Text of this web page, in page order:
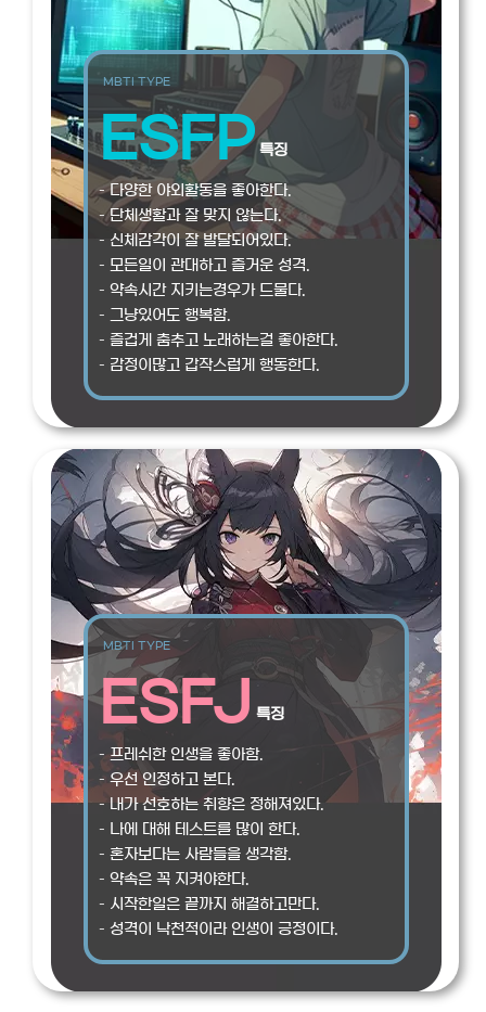
MBTI TYPE
ESFP특징
– 다양한 야외활동을 좋아한다.
– 단체생활과 잘 맞지 않는다.
– 신체감각이 잘 발달되어있다.
– 모든일이 관대하고 즐거운 성격.
– 약속시간 지키는경우가 드물다.
– 그냥있어도 행복함.
– 즐겁게 춤추고 노래하는걸 좋아한다.
– 감정이많고 갑작스럽게 행동한다.
MBTI TYPE
ESFJ 특징
– 프레쉬한 인생을 좋아함.
– 우선 인정하고 본다.
– 내가 선호하는 취향은 정해져있다.
– 나에 대해 테스트를 많이 한다.
– 혼자보다는 사람들을 생각함.
– 약속은 꼭 지켜야한다.
– 시작한일은 끝까지 해결하고만다.
– 성격이 낙천적이라 인생이 긍정이다.